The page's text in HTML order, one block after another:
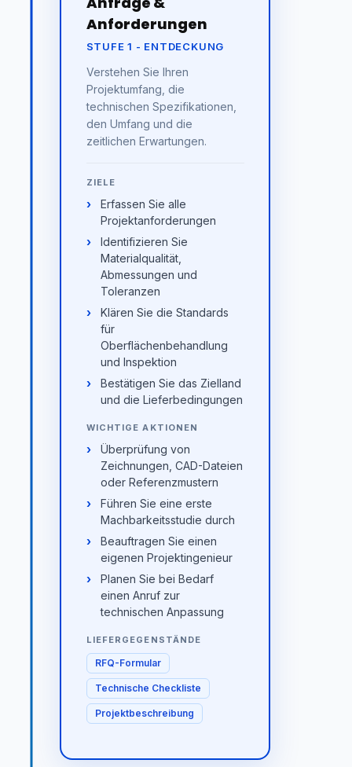
Anforderungen
STUFE 1 - ENTDECKUNG
Verstehen Sie Ihren
Projektumfang, die
technischen Spezifikationen,
den Umfang und die
zeitlichen Erwartungen.
ZIELE
Erfassen Sie alle
Projektanforderungen
Identifizieren Sie
Materialqualität,
Abmessungen und
Toleranzen
Klären Sie die Standards
für
Oberflächenbehandlung
und Inspektion
Bestätigen Sie das Zielland
und die Lieferbedingungen
WICHTIGE AKTIONEN
Überprüfung von
Zeichnungen, CAD-Dateien
oder Referenzmustern
Führen Sie eine erste
Machbarkeitsstudie durch
Beauftragen Sie einen
eigenen Projektingenieur
Planen Sie bei Bedarf
einen Anruf zur
technischen Anpassung
LIEFERGEGENSTÄNDE
RFQ-Formular
Technische Checkliste
Projektbeschreibung